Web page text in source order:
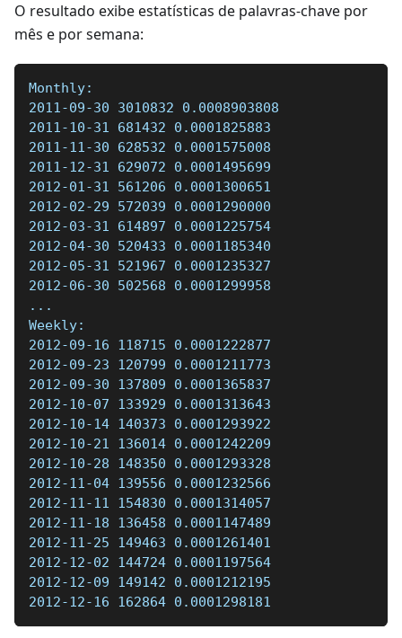
O resultado exibe estatísticas de palavras-chave por
mês e por semana:
Monthly:
2011-09-30 3010832 0.0008903808
2011-10-31 681432 0.0001825883
2011-11-30 628532 0.0001575008
2011-12-31 629072 0.0001495699
2012-01-31 561206 0.0001300651
2012-02-29 572039 0.0001290000
2012-03-31 614897 0.0001225754
2012-04-30 520433 0.0001185340
2012-05-31 521967 0.0001235327
2012-06-30 502568 0.0001299958
...
Weekly:
2012-09-16 118715 0.0001222877
2012-09-23 120799 0.0001211773
2012-09-30 137809 0.0001365837
2012-10-07 133929 0.0001313643
2012-10-14 140373 0.0001293922
2012-10-21 136014 0.0001242209
2012-10-28 148350 0.0001293328
2012-11-04 139556 0.0001232566
2012-11-11 154830 0.0001314057
2012-11-18 136458 0.0001147489
2012-11-25 149463 0.0001261401
2012-12-02 144724 0.0001197564
2012-12-09 149142 0.0001212195
2012-12-16 162864 0.0001298181